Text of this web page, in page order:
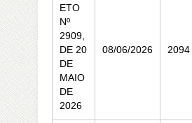
ETO
Nº
2909,
DE 20
DE
MAIO
DE
2026
08/06/2026 2094